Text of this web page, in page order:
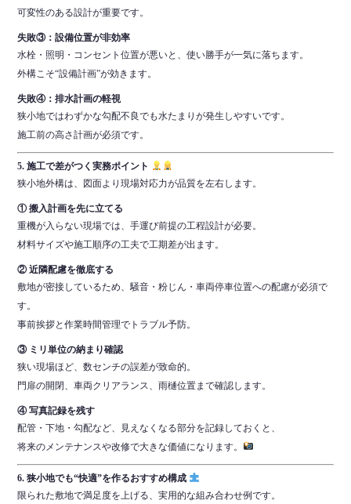
可変性のある設計が重要です。
失敗③：設備位置が非効率
水栓・照明・コンセント位置が悪いと、使い勝手が一気に落ちます。
外構こそ“設備計画”が効きます。
失敗④：排水計画の軽視
狭小地ではわずかな勾配不良でも水たまりが発生しやすいです。
施工前の高さ計画が必須です。
5. 施工で差がつく実務ポイント
狭小地外構は、図面より現場対応力が品質を左右します。
① 搬入計画を先に立てる
重機が入らない現場では、手運び前提の工程設計が必要。
材料サイズや施工順序の工夫で工期差が出ます。
② 近隣配慮を徹底する
敷地が密接しているため、騒音・粉じん・車両停車位置への配慮が必須で
す。
事前挨拶と作業時間管理でトラブル予防。
③ ミリ単位の納まり確認
狭い現場ほど、数センチの誤差が致命的。
門扉の開閉、車両クリアランス、雨樋位置まで確認します。
④ 写真記録を残す
配管・下地・勾配など、見えなくなる部分を記録しておくと、
将来のメンテナンスや改修で大きな価値になります。
6. 狭小地でも“快適”を作るおすすめ構成
限られた敷地で満足度を上げる、実用的な組み合わせ例です。